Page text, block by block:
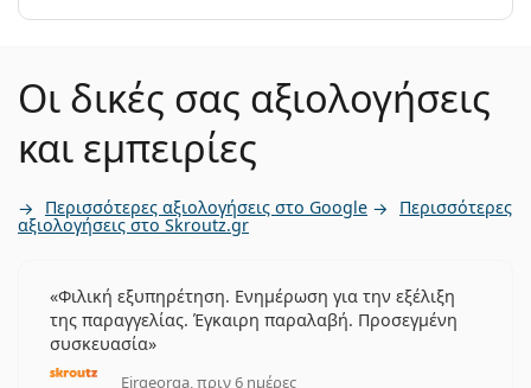
Οι δικές σας αξιολογήσεις
και εμπειρίες
Περισσότερες αξιολογήσεις στο Google Περισσότερες
αξιολογήσεις στο Skroutz.gr
Φιλική εξυπηρέτηση. Ενημέρωση για την εξέλιξη
της παραγγελίας. Έγκαιρη παραλαβή. Προσεγμένη
συσκευασία
Eirgeorga, πριν 6 ημέρες